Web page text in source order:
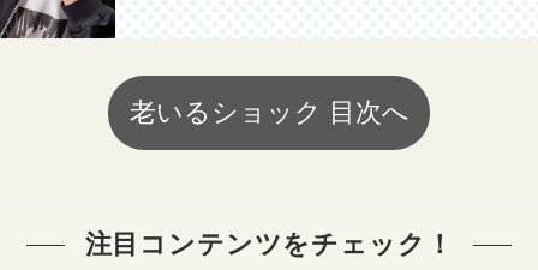
老いるショック 目次へ
注目コンテンツをチェック！